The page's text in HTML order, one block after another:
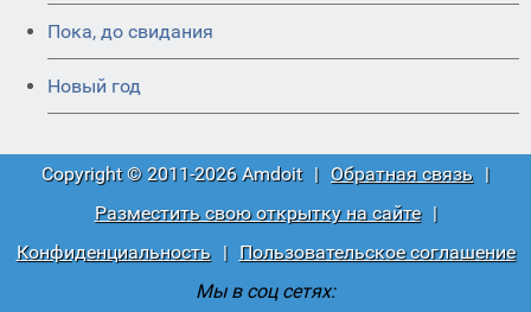
Пока, до свидания
Новый год
Copyright © 2011-2026 Amdoit | Обратная связь |
Разместить свою открытку на сайте
|
Конфиденциальность
|
Пользовательское соглашение
Мы в соц сетях: